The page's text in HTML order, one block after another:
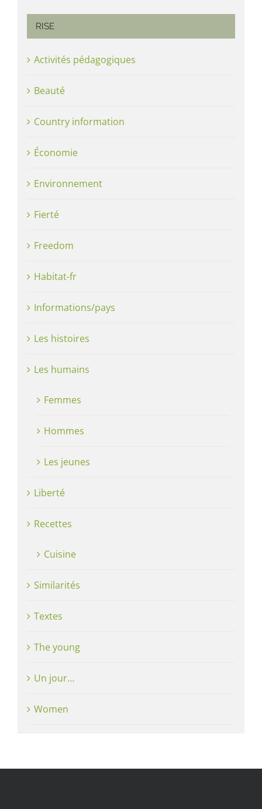
RISE
Activités pédagogiques
Beauté
Country information
Économie
Environnement
Fierté
Freedom
Habitat-fr
Informations/pays
Les histoires
Les humains
Femmes
Hommes
Les jeunes
Liberté
Recettes
Cuisine
Similarités
Textes
The young
Un jour…
Women